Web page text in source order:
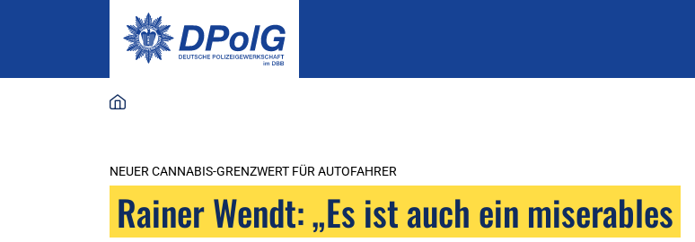
NEUER CANNABIS-GRENZWERT FÜR AUTOFAHRER
Rainer Wendt: „Es ist auch ein miserables